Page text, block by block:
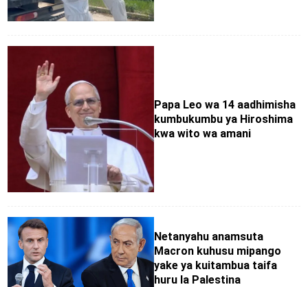
Papa Leo wa 14 aadhimisha
kumbukumbu ya Hiroshima
kwa wito wa amani
Netanyahu anamsuta
Macron kuhusu mipango
yake ya kuitambua taifa
huru la Palestina